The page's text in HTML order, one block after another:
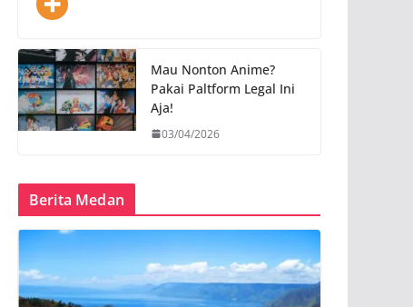
Mau Nonton Anime?
Pakai Paltform Legal Ini
Aja!
03/04/2026
Berita Medan